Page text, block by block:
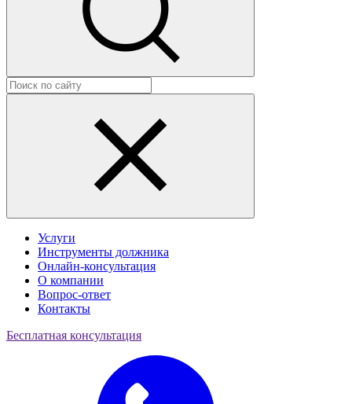
Услуги
Инструменты должника
Онлайн-консультация
О компании
Вопрос-ответ
Контакты
Бесплатная консультация